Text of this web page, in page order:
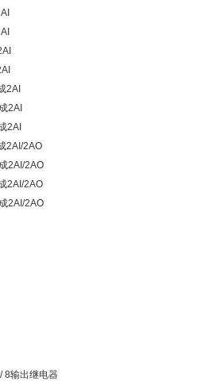
2AI
2AI
2AI
2AI/2AO
2AI/2AO
2AI/2AO
2AI/2AO
8输出继电器